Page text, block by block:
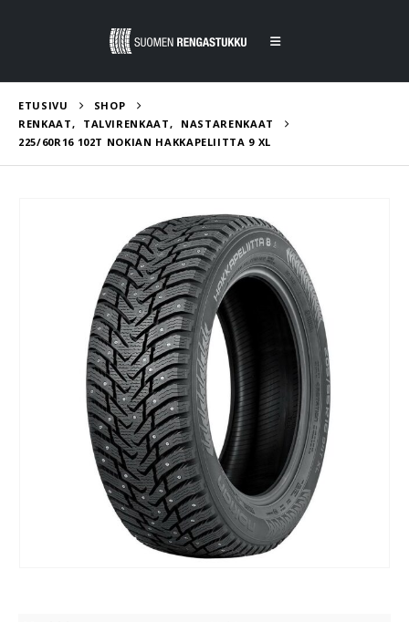
ETUSIVU
SHOP
RENKAAT, TALVIRENKAAT,
NASTARENKAAT
225/60R16 102T NOKIAN HAKKAPELIITTA 9 XL